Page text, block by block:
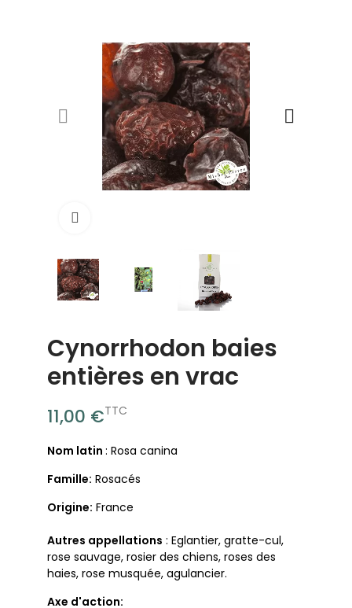
Cynorrhodon baies
entières en vrac
11,00 €TTC
Nom latin : Rosa canina
Famille: Rosacés
Origine: France
Autres appellations : Eglantier, gratte-cul,
rose sauvage, rosier des chiens, roses des
haies, rose musquée, agulancier.
Axe d'action: